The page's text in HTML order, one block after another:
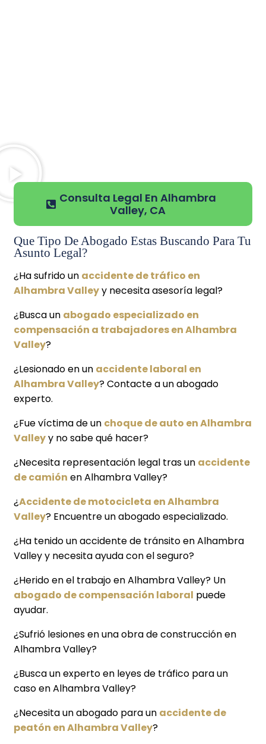
Consulta Legal En Alhambra
Valley, CA
Que Tipo De Abogado Estas Buscando Para Tu
Asunto Legal?
¿Ha sufrido un accidente de tráfico en
Alhambra Valleyy necesita asesoría legal?
¿Busca un abogado especializado en
compensación a trabajadores en Alhambra
Valley?
¿Lesionado en un accidente laboral en
Alhambra Valley? Contacte a un abogado
experto.
¿Fue víctima de un choque de auto en Alhambra
Valleyy no sabe qué hacer?
¿Necesita representación legal tras un accidente
de camión en Alhambra Valley?
¿Accidente de motocicleta en Alhambra
Valley? Encuentre un abogado especializado.
¿Ha tenido un accidente de tránsito en Alhambra
Valley y necesita ayuda con el seguro?
¿Herido en el trabajo en Alhambra Valley? Un
abogado de compensación laboral puede
ayudar.
¿Sufrió lesiones en una obra de construcción en
Alhambra Valley?
¿Busca un experto en leyes de tráfico para un
caso en Alhambra Valley?
¿Necesita un abogado para un accidente de
peatón en Alhambra Valley?